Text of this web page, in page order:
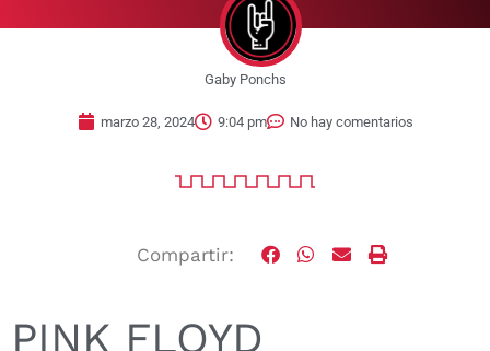
Gaby Ponchs
marzo 28, 2024 9:04 pm No hay comentarios
Compartir:
PINK FLOYD